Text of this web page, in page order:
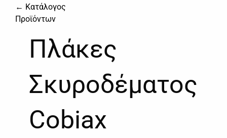
← Κατάλογος
Προϊόντων
Πλάκες
Σκυροδέματος
Cobiax